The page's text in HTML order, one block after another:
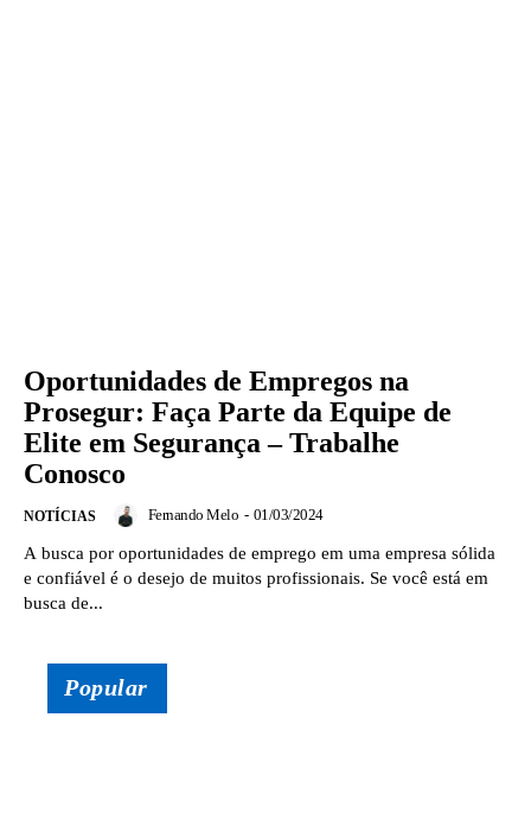
Oportunidades de Empregos na
Prosegur: Faça Parte da Equipe de
Elite em Segurança – Trabalhe
Conosco
NOTÍCIAS Fernando Melo - 01/03/2024
A busca por oportunidades de emprego em uma empresa sólida
e confiável é o desejo de muitos profissionais. Se você está em
busca de...
Popular